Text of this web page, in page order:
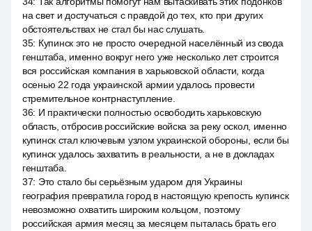
на свет и достучаться с правдой до тех, кто при других
обстоятельствах не стал бы нас слушать.
35: Купинск это не просто очередной населённый из свода
генштаба, именно вокруг него уже несколько лет строится
вся российская компания в харьковской области, когда
осенью 22 года украинской армии удалось провести
стремительное контрнаступление.
36: И практически полностью освободить харьковскую
область, отбросив российские войска за реку оскол, именно
купинск стал ключевым узлом украинской обороны, если бы
купинск удалось захватить в реальности, а не в докладах
генштаба.
37: Это стало бы серьёзным ударом для Украины
география превратила город в настоящую крепость купинск
невозможно охватить широким кольцом, поэтому
российская армия месяц за месяцем пыталась брать его